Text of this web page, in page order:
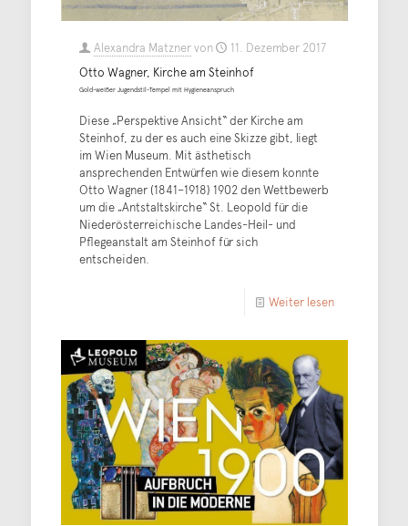
Alexandra Matznervon
11. Dezember 2017
Otto Wagner, Kirche am Steinhof
Gold-weißer Jugendstil-Tempel mit Hygieneanspruch
Diese „Perspektive Ansicht“ der Kirche am
Steinhof, zu der es auch eine Skizze gibt, liegt
im Wien Museum. Mit ästhetisch
ansprechenden Entwürfen wie diesem konnte
Otto Wagner (1841–1918) 1902 den Wettbewerb
um die „Antstaltskirche“ St. Leopold für die
Niederösterreichische Landes-Heil- und
Pflegeanstalt am Steinhof für sich
entscheiden.
Weiter lesen